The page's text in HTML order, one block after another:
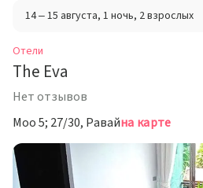
14 – 15 августа, 1 ночь, 2 взрослых
Отели
The Eva
Нет отзывов
Moo 5; 27/30, Равайна карте